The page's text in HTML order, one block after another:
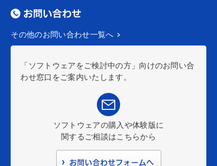
その他のお問い合わせ一覧へ
「ソフトウェアをご検討中の方」向けのお問い合
わせ窓口をご案内いたします。
ソフトウェアの購入や体験版に
関するご相談はこちらから